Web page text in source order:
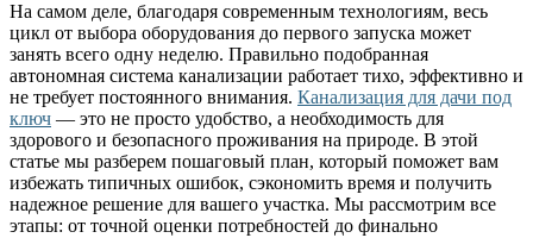
На самом деле, благодаря современным технологиям, весь
цикл от выбора оборудования до первого запуска может
занять всего одну неделю. Правильно подобранная
автономная система канализации работает тихо, эффективно и
не требует постоянного внимания. Канализация для дачи под
ключ — это не просто удобство, а необходимость для
здорового и безопасного проживания на природе. В этой
статье мы разберем пошаговый план, который поможет вам
избежать типичных ошибок, сэкономить время и получить
надежное решение для вашего участка. Мы рассмотрим все
этапы: от точной оценки потребностей до финально